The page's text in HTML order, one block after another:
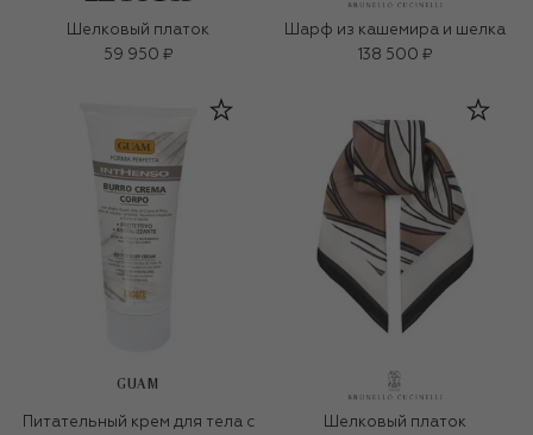
Шелковый платок
59 950 ₽
Шарф из кашемира и шелка
138 500 ₽
GUAM
Питательный крем для тела с
Шелковый платок